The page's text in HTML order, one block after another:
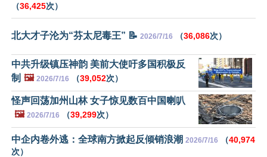
（36,425次）
北大才子沦为“芬太尼毒王” 📝 2026/7/16 （36,086次）
中共升级镇压神韵 美前大使吁多国积极反
制 🖼️ 2026/7/16 （39,052次）
怪声回荡加州山林 女子惊见数百中国喇叭
🖼️ 2026/7/16 （39,299次）
中企内卷外逃：全球南方掀起反倾销浪潮 2026/7/16 （40,974
次）